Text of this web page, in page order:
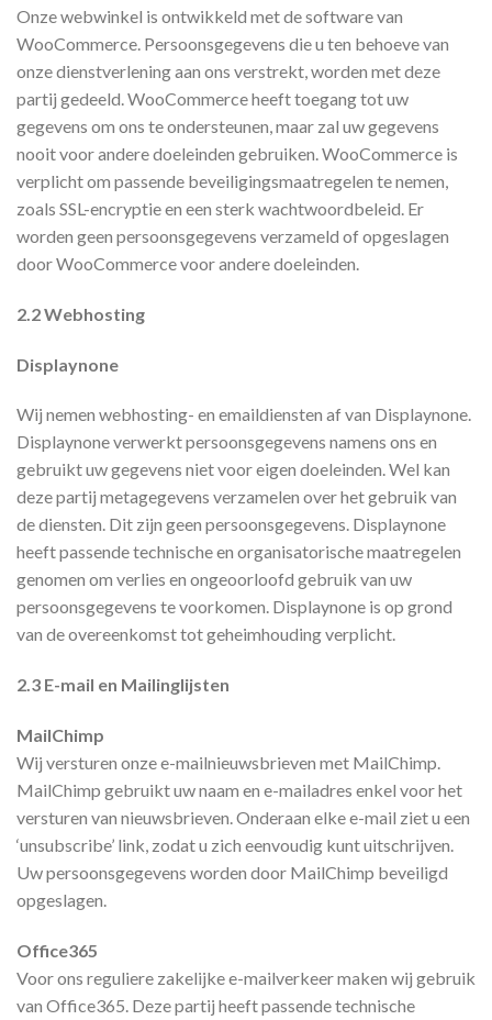
Onze webwinkel is ontwikkeld met de software van
WooCommerce. Persoonsgegevens die u ten behoeve van
onze dienstverlening aan ons verstrekt, worden met deze
partij gedeeld. WooCommerce heeft toegang tot uw
gegevens om ons te ondersteunen, maar zal uw gegevens
nooit voor andere doeleinden gebruiken. WooCommerce is
verplicht om passende beveiligingsmaatregelen te nemen,
zoals SSL-encryptie en een sterk wachtwoordbeleid. Er
worden geen persoonsgegevens verzameld of opgeslagen
door WooCommerce voor andere doeleinden.
2.2 Webhosting
Displaynone
Wij nemen webhosting- en emaildiensten af van Displaynone.
Displaynone verwerkt persoonsgegevens namens ons en
gebruikt uw gegevens niet voor eigen doeleinden. Wel kan
deze partij metagegevens verzamelen over het gebruik van
de diensten. Dit zijn geen persoonsgegevens. Displaynone
heeft passende technische en organisatorische maatregelen
genomen om verlies en ongeoorloofd gebruik van uw
persoonsgegevens te voorkomen. Displaynone is op grond
van de overeenkomst tot geheimhouding verplicht.
2.3 E-mail en Mailinglijsten
MailChimp
Wij versturen onze e-mailnieuwsbrieven met MailChimp.
MailChimp gebruikt uw naam en e-mailadres enkel voor het
versturen van nieuwsbrieven. Onderaan elke e-mail ziet u een
‘unsubscribe’ link, zodat u zich eenvoudig kunt uitschrijven.
Uw persoonsgegevens worden door MailChimp beveiligd
opgeslagen.
Office365
Voor ons reguliere zakelijke e-mailverkeer maken wij gebruik
van Office365. Deze partij heeft passende technische